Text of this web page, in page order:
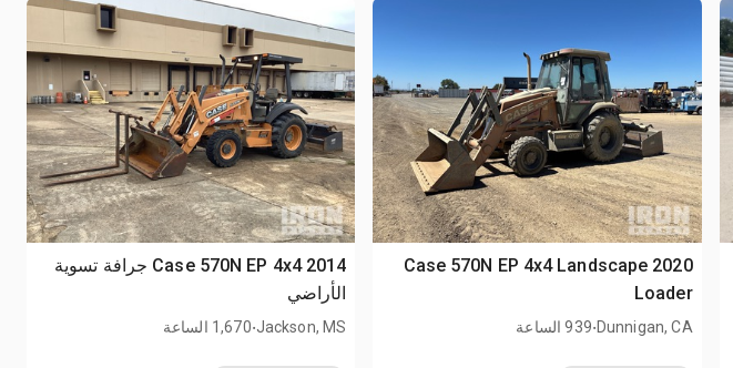
2020 Case 570N EP 4x4 Landscape
Loader
Dunnigan, CA
.939 الساعة
2014 Case 570N EP 4x4 جرافة تسوية
الأراضي
Jackson, MS
.1,670 الساعة